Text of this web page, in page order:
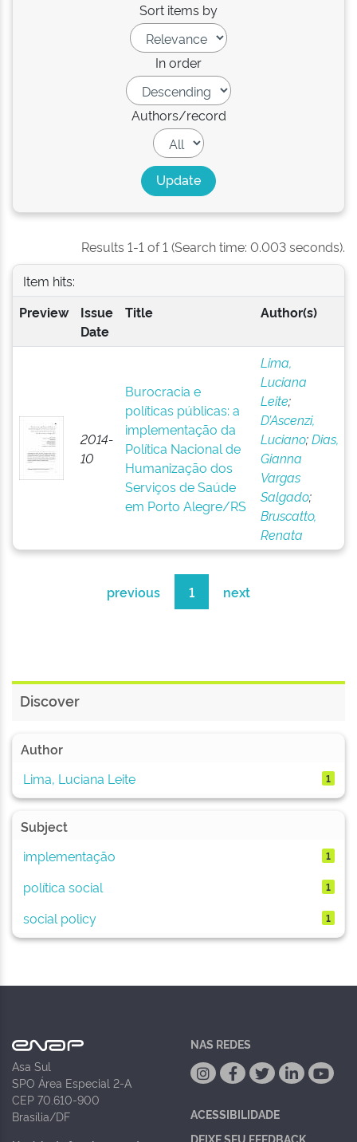
Sort items by
In order
Authors/record
Results 1-1 of 1 (Search time: 0.003 seconds).
Item hits:
Preview
Issue
Date
Title Author(s)
2014-
10
Burocracia e
políticas públicas: a
implementação da
Política Nacional de
Humanização dos
Serviços de Saúde
em Porto Alegre/RS
Lima,
Luciana
Leite;
D’Ascenzi,
Luciano;Dias,
Gianna
Vargas
Salgado;
Bruscatto,
Renata
previous 1 next
Discover
Author
Lima, Luciana Leite
1
Subject
implementação
1
política social 1
social policy 1
Asa Sul
SPO Área Especial 2-A
CEP 70.610-900
Brasília/DF
NAS REDES
ACESSIBILIDADE
DEIXE SEU FEEDBACK